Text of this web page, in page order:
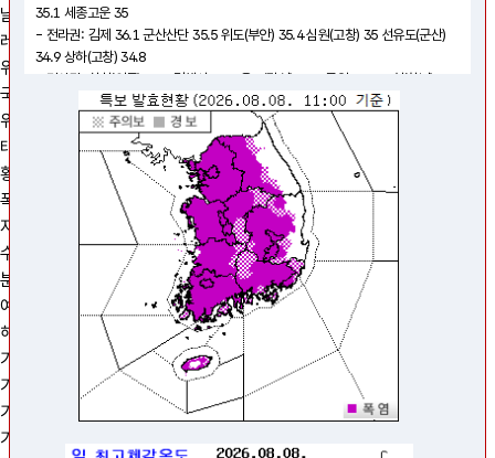
날씨 상황판
레이더·낙뢰
위성
국가기상위성센터
위험기상
태풍
황사
폭염
자연재난행동요령
수치일기도
분석일기도
예상일기도
해상일기도
기후·기후변화
기후
기후예측
기상가뭄
35.1 세종고운 35
- 전라권: 김제 36.1 군산산단 35.5 위도(부안) 35.4 심원(고창) 35 선유도(군산)
34.9 상하(고창) 34.8
- 경상권: 하회(안동) 35.8 김해시 35.3 옥포(달성) 35.3 군위 35.2 도천(창녕)
35.2 의성 35.1 북부산 35.1
- 제주도: 제주남원(서귀포) 34.2 성산(서귀포) 33.7 성산수산(서귀포) 33.6 한림
(제주) 33.4 낙천(제주) 33.4
○ (전망) 당분간 전국 대부분 지역에서 최고체감온도가 35℃ 안팎으로 올라 무덥
겠으니, 건강관리에 각별히 유의하기 바라며, 앞으로 발표하는 기상정보를 참고하
※ 다음 폭염 관련 속보는 13시경 발표할 예정임
(02)2181-0900,(042)481-7500
날씨지도 닫기
초단기강수예측 특보 어제 1시간관측
날씨/기온 강수 풍향/풍속
현재날씨 예보
34.1℃
34.7℃
32.1
32.8
7.2
서수도
3.2